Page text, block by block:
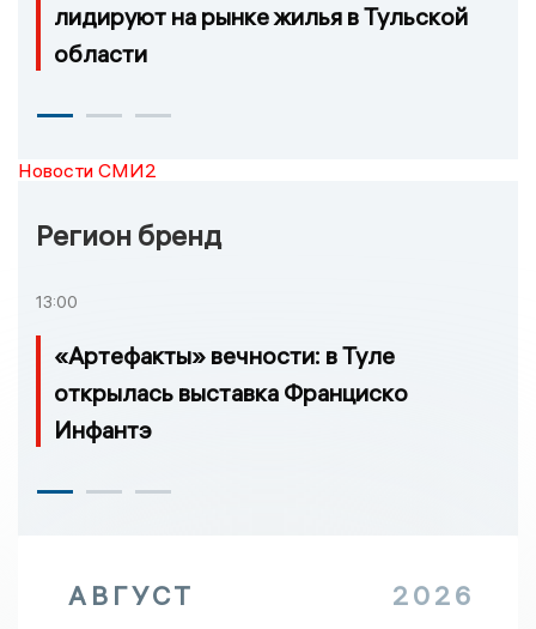
лидируют на рынке жилья в Тульской
области
Новости СМИ2
Регион бренд
13:00
«Артефакты» вечности: в Туле
открылась выставка Франциско
Инфантэ
АВГУСТ 2026